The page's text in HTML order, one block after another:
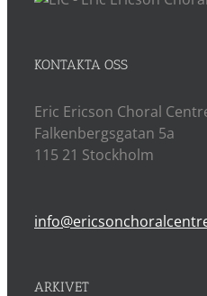
KONTAKTA OSS
Eric Ericson Choral
Falkenbergsgatan 5a
115 21 Stockholm
ARKIVET